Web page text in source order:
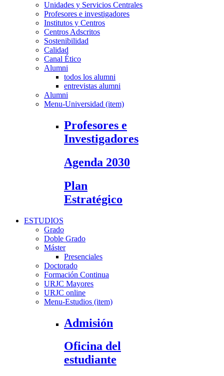
Unidades y Servicios Centrales
Profesores e investigadores
Institutos y Centros
Centros Adscritos
Sostenibilidad
Calidad
Canal Ético
Alumni
todos los alumni
entrevistas alumni
Alumni
Menu-Universidad (item)
Profesores e
Investigadores
Agenda 2030
Plan
Estratégico
ESTUDIOS
Grado
Doble Grado
Máster
Presenciales
Doctorado
Formación Continua
URJC Mayores
URJC online
Menu-Estudios (item)
Admisión
Oficina del
estudiante